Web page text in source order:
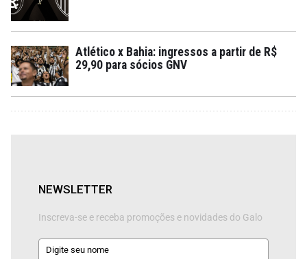
Atlético x Bahia: ingressos a partir de R$
29,90 para sócios GNV
NEWSLETTER
Inscreva-se e receba promoções e novidades do Galo